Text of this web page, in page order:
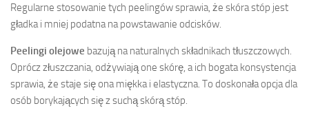
Regularne stosowanie tych peelingów sprawia, że skóra stóp jest
gładka i mniej podatna na powstawanie odcisków.
Peelingi olejowe bazują na naturalnych składnikach tłuszczowych.
Oprócz złuszczania, odżywiają one skórę, a ich bogata konsystencja
sprawia, że staje się ona miękka i elastyczna. To doskonała opcja dla
osób borykających się z suchą skórą stóp.